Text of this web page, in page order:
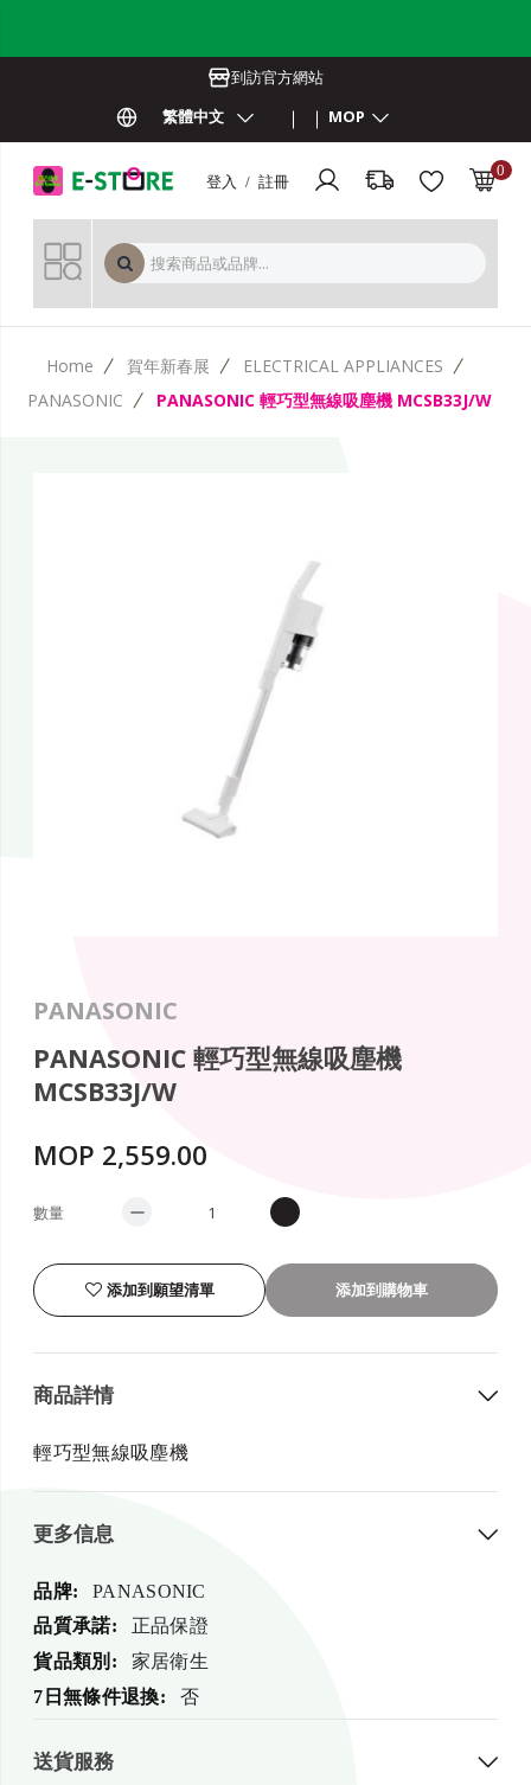
到訪官方網站
繁體中文
MOP
登入 / 註冊
0
Home 賀年新春展
ELECTRICAL APPLIANCES
PANASONIC
PANASONIC 輕巧型無線吸塵機 MCSB33J/W
PANASONIC
PANASONIC 輕巧型無線吸塵機
MCSB33J/W
MOP 2,559.00
數量
添加到購物車
添加到願望清單
商品詳情
輕巧型無線吸塵機
更多信息
更
多
信
息
PANASONIC
正品保證
家居衛生
否
送貨服務